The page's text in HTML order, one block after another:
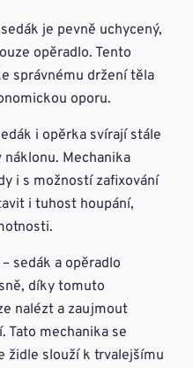
je pevně uchycený,
opěradlo. Tento
správnému držení těla
oporu.
i opěrka svírají stále
Mechanika
i s možností zafixování
i tuhost houpání,
– sedák a opěradlo
díky tomuto
nalézt a zaujmout
Tato mechanika se
židle slouží k trvalejšímu